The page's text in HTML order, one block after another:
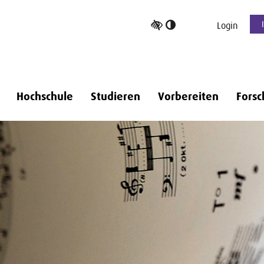
Login
Hochschule Studieren Vorbereiten